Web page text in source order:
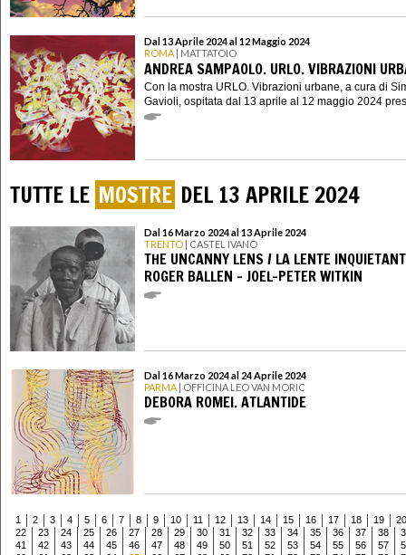
Dal 13 Aprile 2024 al 12 Maggio 2024
ROMA | MATTATOIO
ANDREA SAMPAOLO. URLO. VIBRAZIONI
Con la mostra URLO. Vibrazioni urbane, a cura di
Gavioli, ospitata dal 13 aprile al 12 maggio 2024
TUTTE LE MOSTRE DEL 13 APRILE 2024
Dal 16 Marzo 2024 al 13 Aprile 2024
TRENTO | CASTEL IVANO
THE UNCANNY LENS / LA LENTE
ROGER BALLEN – JOEL-PETER WITKIN
Dal 16 Marzo 2024 al 24 Aprile 2024
PARMA | OFFICINA LEO VAN MORIC
DEBORA ROMEI. ATLANTIDE
1 2 3 4 5 6 7 8 9 10 11 12 13 14 15 16 17 18 19
20
22
23 24 25 26 27 28 29 30 31 32 33 34 35 36 37 38
41
42 43 44 45 46 47 48 49 50 51 52 53 54 55 56 57